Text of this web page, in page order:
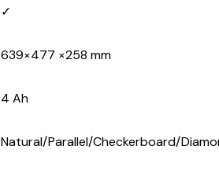
✓
639×477 ×258 mm
4 Ah
Natural/Parallel/Checkerboard/